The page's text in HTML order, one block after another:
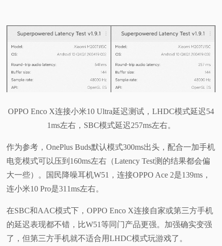
OPPO Enco X连接小米10 Ultra延迟测试，LHDC模式延迟54
1ms左右，SBC模式延迟257ms左右。
作为参考，OnePlus Buds默认模式300ms出头，配合一加手机
电竞模式可以压到160ms左右（Latency Test测的结果都会偏
大一些）。国民降噪耳机W51，连接OPPO Ace 2是139ms，
连小米10 Pro是311ms左右。
在SBC和AAC模式下，OPPO Enco X连接自家或第三方手机
的延迟表现都不错，比W51等同门产品更强。加强确实变强
了，但第三方手机就不适合用LHDC模式玩游戏了。